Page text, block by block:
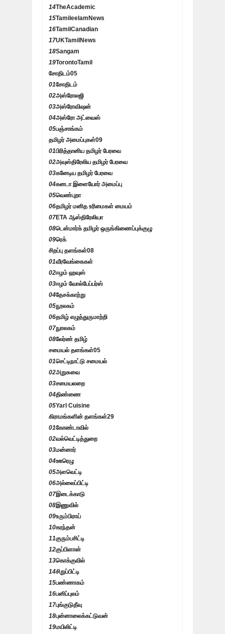
14TheAcademic
15TamileelamNews
16TamilCanadian
17UKTamilNews
18Sangam
19TorontoTamil
சோதிடம்05
01சோதிடம்
02அஸ்ரோலஜி
03அஸ்ரோவிஷன்
04அஸ்ரோ அட்வைஸ்
05பஞ்சாங்கம்
தமிழர் அமைப்புகள்09
01பிரித்தானிய தமிழர் பேரவை
02அவுஸ்திரேலிய தமிழர் பேரவை
03கனேடிய தமிழர் பேரவை
04கனடா இளையோர் அமைப்பு
05வெண்புறா
06தமிழர் மனித உரிமைகள் மையம்
07ETA ஆஸ்திரேலியா
08டென்மார்க் தமிழர் ஒருங்கிணைப்புக்குழு
09ரெக்
சிறப்பு தளங்கள்08
01வீரவேங்கைகள்
02ஈழம் ஹவுஸ்
03ஈழம் வோல்பேப்பர்ஸ்
04தேசக்காற்று
05நூலகம்
06தமிழ் எழுத்துருமாற்றி
07நுாலகம்
08லேர்ண் தமிழ்
சமையல் தளங்கள்05
01செட்டிநாட்டு சமையல்
02அறுசுவை
03சமையலறை
04திண்ணை
05Yarl Cuisine
கிராமங்களின் தளங்கள்29
01கோண்டாவில்
02வல்வெட்டித்துறை
03மன்னார்
04ஊரெழு
05அளவெட்டி
06அல்லைப்பிட்டி
07இடைக்காடு
08இணுவில்
09உரும்பிராய்
10கரந்தன்
11குரும்பசிட்டி
12குப்பிளான்
13கொக்குவில்
14சிறுப்பிட்டி
15பண்ணாகம்
16பனிப்புலம்
17புங்குடுதீவு
18புன்னாலைக்கட்டுவன்
19மயிலிட்டி